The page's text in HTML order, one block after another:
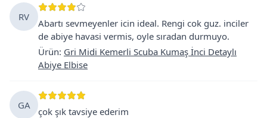
RV
Abartı sevmeyenler icin ideal. Rengi cok guz. inciler
de abiye havasi vermis, oyle sıradan durmuyo.
Ürün: Gri Midi Kemerli Scuba Kumaş İnci Detaylı
Abiye Elbise
GA
çok şık tavsiye ederim